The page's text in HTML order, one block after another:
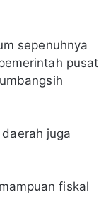
sepenuhnya
pusat
juga
fiskal